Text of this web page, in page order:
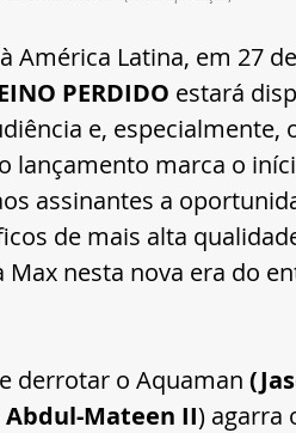
à América Latina, em 27
PERDIDO estará
e, especialmente,
lançamento marca o
assinantes a
de mais alta
Max nesta nova era do
derrotar o Aquaman
Abdul-Mateen II) agarra